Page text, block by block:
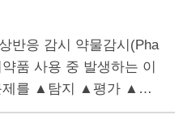
반응 감시 약물감시(Pha
품 사용 중 발생하는 이
제를 ▲탐지 ▲평가 ▲해
활동이다. 악물감시 체